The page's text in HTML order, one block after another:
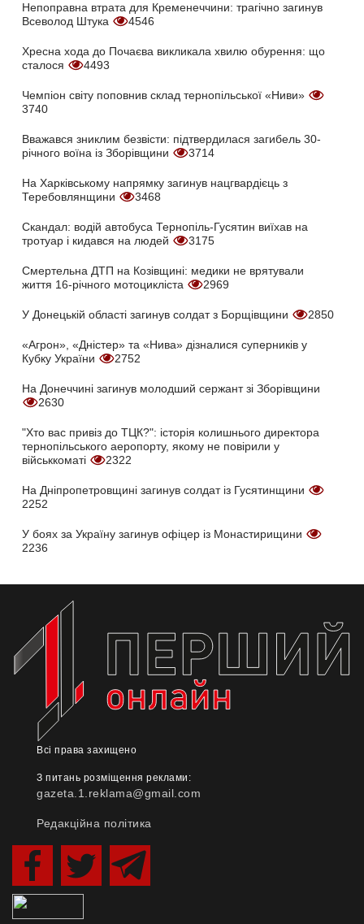
Непоправна втрата для Кременеччини: трагічно загинув
Всеволод Штука
4546
Хресна хода до Почаєва викликала хвилю обурення: що
сталося
4493
Чемпіон світу поповнив склад тернопільської «Ниви»
3740
Вважався зниклим безвісти: підтвердилася загибель 30-
річного воїна із Зборівщини
3714
На Харківському напрямку загинув нацгвардієць з
Теребовлянщини
3468
Скандал: водій автобуса Тернопіль-Гусятин виїхав на
тротуар і кидався на людей
3175
Смертельна ДТП на Козівщині: медики не врятували
життя 16-річного мотоцикліста
2969
У Донецькій області загинув солдат з Борщівщини 2850
«Агрон», «Дністер» та «Нива» дізналися суперників у
Кубку України
2752
На Донеччині загинув молодший сержант зі Зборівщини
2630
"Хто вас привіз до ТЦК?": історія колишнього директора
тернопільського аеропорту, якому не повірили у
військкоматі
2322
На Дніпропетровщині загинув солдат із Гусятинщини
2252
У боях за Україну загинув офіцер із Монастирищини
2236
Всі права захищено
З питань розміщення реклами:
gazeta.1.reklama@gmail.com
Редакційна політика